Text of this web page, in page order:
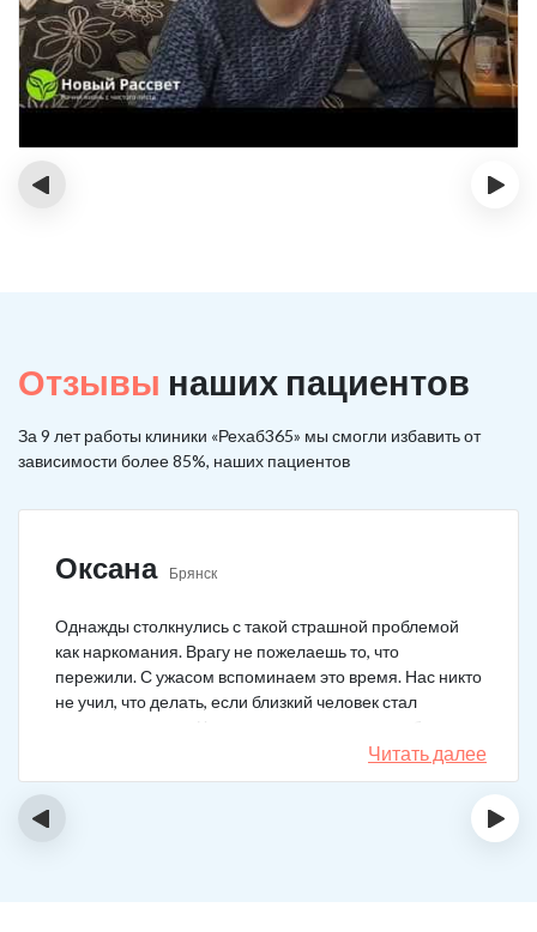
‹ ›
Отзывы наших пациентов
За 9 лет работы клиники «Рехаб365» мы смогли избавить от
зависимости более 85%, наших пациентов
Оксана Брянск
Однажды столкнулись с такой страшной проблемой
как наркомания. Врагу не пожелаешь то, что
пережили. С ужасом вспоминаем это время. Нас никто
не учил, что делать, если близкий человек стал
наркозависимым. Честно говоря, надежды не было,
думали, что все лечение бесполезно, но решили
попробовать и отправить родственника в клинику на
Читать далее
‹ ›